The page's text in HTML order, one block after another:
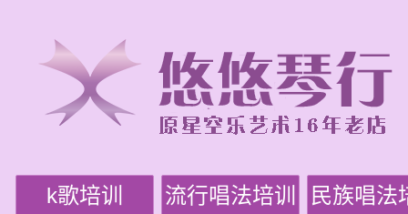
k歌培训 流行唱法培训 民族唱法